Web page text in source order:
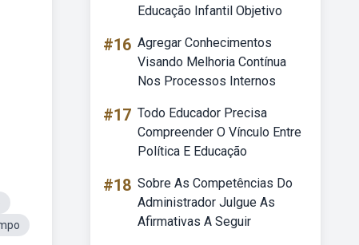
Educação Infantil Objetivo
#16 Agregar Conhecimentos
Visando Melhoria Contínua
Nos Processos Internos
#17 Todo Educador Precisa
Compreender O Vínculo Entre
Política E Educação
#18 Sobre As Competências Do
Administrador Julgue As
Afirmativas A Seguir